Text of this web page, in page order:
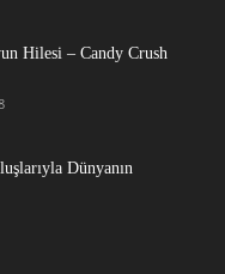
Hilesi – Candy Crush
Dünyanın